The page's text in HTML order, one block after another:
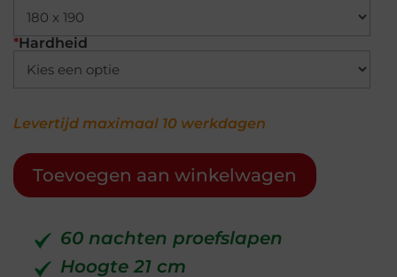
*Hardheid
Levertijd maximaal 10 werkdagen
Toevoegen aan winkelwagen
60 nachten proefslapen
Hoogte 21 cm